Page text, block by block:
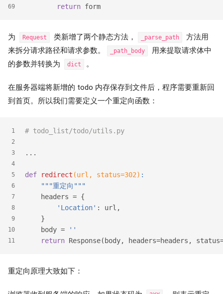
69
return form
为 Request 类新增了两个静态方法， _parse_path
方法用
来拆分请求路径和请求参数。
_path_body
用来提取请求体中
的参数并转换为
dict 。
在服务器端将新增的 todo 内存保存到文件后，程序需要重新回
到首页。所以我们需要定义一个重定向函数：
1
2
3
4
5
6
7
8
9
10
11
# todo_list/todo/utils.py
...
def redirect (url, status=302) :
"""重定向"""
    headers = {
'Location' : url,
    }
    body =
''
return Response(body, headers=headers,
重定向原理大致如下：